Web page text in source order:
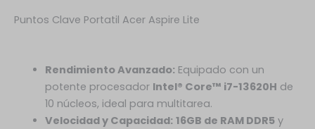
Puntos Clave Portatil Acer Aspire Lite
Rendimiento Avanzado: Equipado con un
potente procesador Intel® Core™ i7-13620H de
10 núcleos, ideal para multitarea.
Velocidad y Capacidad: 16GB de RAM DDR5y